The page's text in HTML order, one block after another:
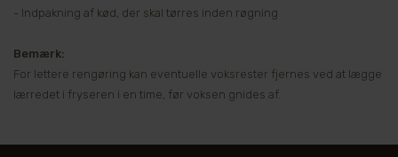
- Indpakning af kød, der skal tørres inden røgning
Bemærk:
For lettere rengøring kan eventuelle voksrester fjernes ved at lægge
lærredet i fryseren i en time, før voksen gnides af.